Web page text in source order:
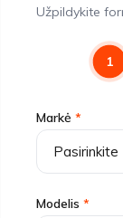
Užpildykite
1
Markė *
Modelis *